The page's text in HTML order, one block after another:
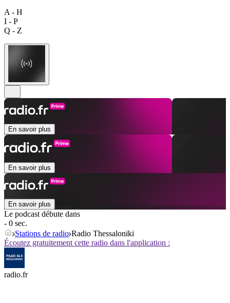
A - H
I - P
Q - Z
En savoir plus
En savoir plus
En savoir plus
Le podcast débute dans
- 0 sec.
Stations de radio Radio Thessaloniki
Écoutez gratuitement cette radio dans l'application :
radio.fr